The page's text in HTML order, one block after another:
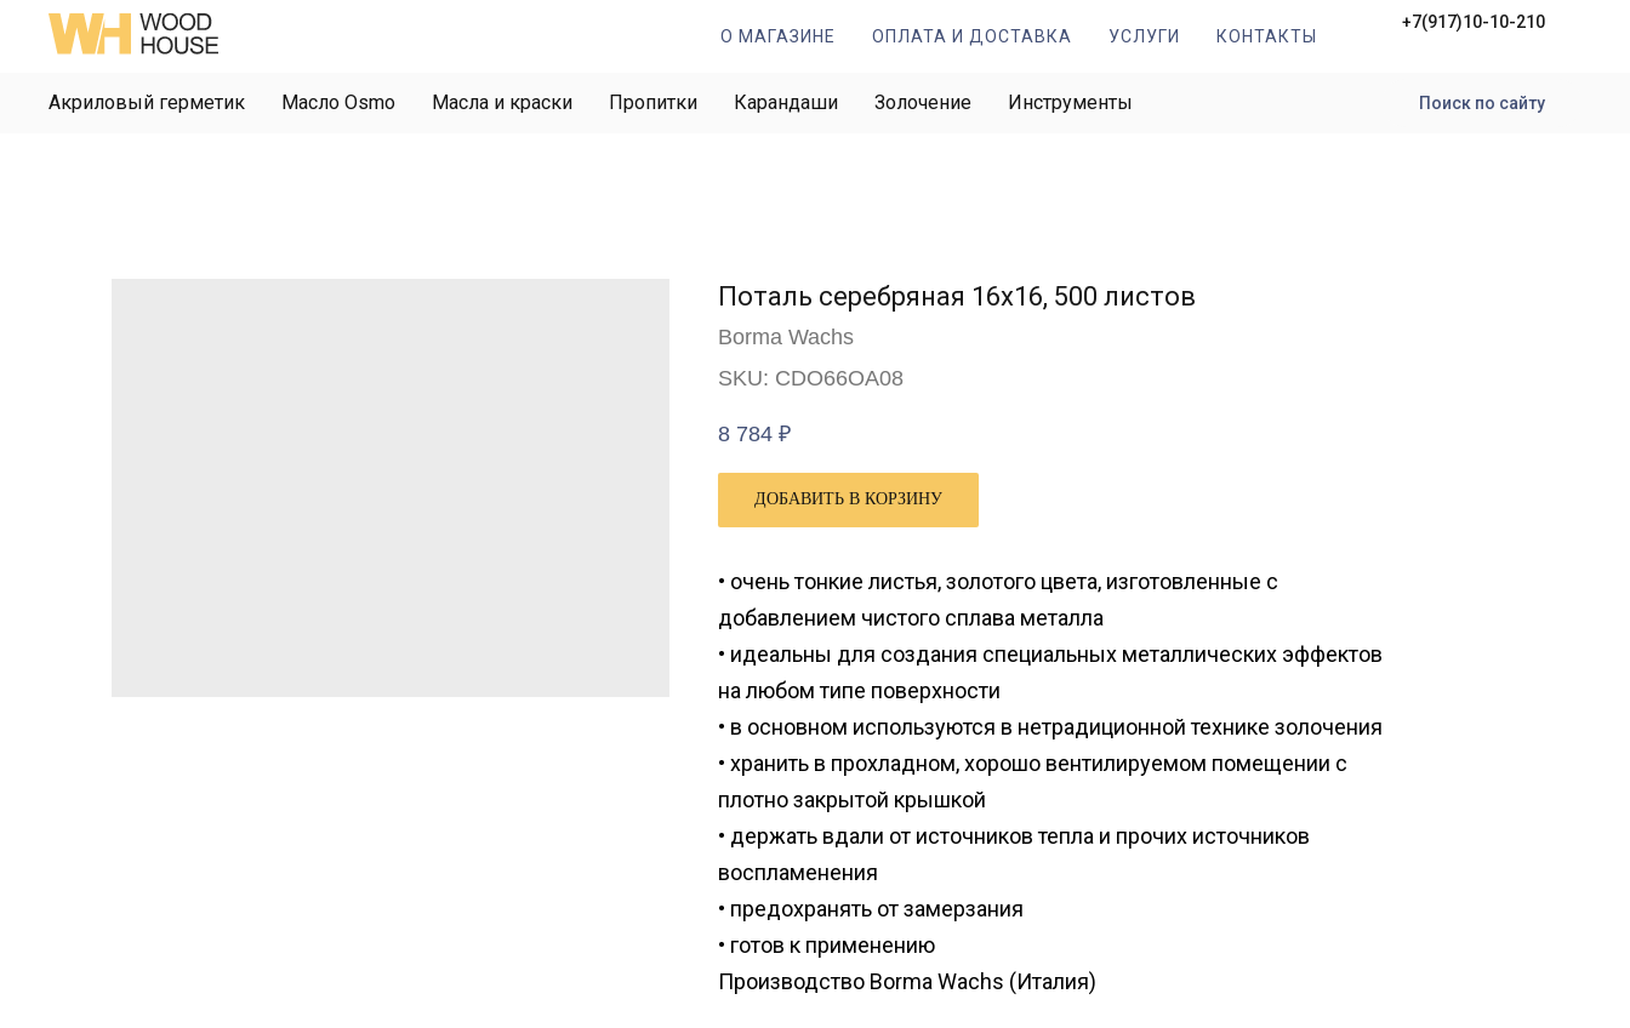
О МАГАЗИНЕ ОПЛАТА И ДОСТАВКА УСЛУГИ КОНТАКТЫ
+7(917)10-10-210
Акриловый герметик Масло Osmo Масла и краски Пропитки Карандаши Золочение Инструменты Поиск по сайту
Поталь серебряная 16х16, 500 листов
Borma Wachs
SKU: CDO66OA08
8 784 ₽
ДОБАВИТЬ В КОРЗИНУ
• очень тонкие листья, золотого цвета, изготовленные с
добавлением чистого сплава металла
• идеальны для создания специальных металлических эффектов
на любом типе поверхности
• в основном используются в нетрадиционной технике золочения
• хранить в прохладном, хорошо вентилируемом помещении с
плотно закрытой крышкой
• держать вдали от источников тепла и прочих источников
воспламенения
• предохранять от замерзания
• готов к применению
Производство Borma Wachs (Италия)